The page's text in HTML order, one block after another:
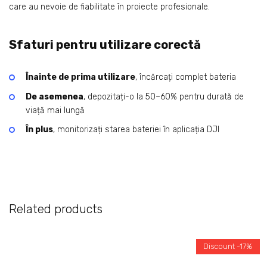
care au nevoie de fiabilitate în proiecte profesionale.
Sfaturi pentru utilizare corectă
Înainte de prima utilizare, încărcați complet bateria
De asemenea, depozitați-o la 50–60% pentru durată de
viață mai lungă
În plus, monitorizați starea bateriei în aplicația DJI
Related products
Discount -17%